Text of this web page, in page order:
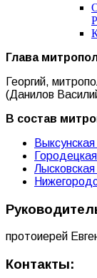
Глава
Георгий,
(Данилов
В состав
протоиерей
Контакты: